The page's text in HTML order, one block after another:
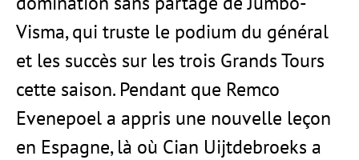
Visma, qui truste le podium du général
et les succès sur les trois Grands Tours
cette saison. Pendant que Remco
Evenepoel a appris une nouvelle leçon
en Espagne, là où Cian Uijtdebroeks a